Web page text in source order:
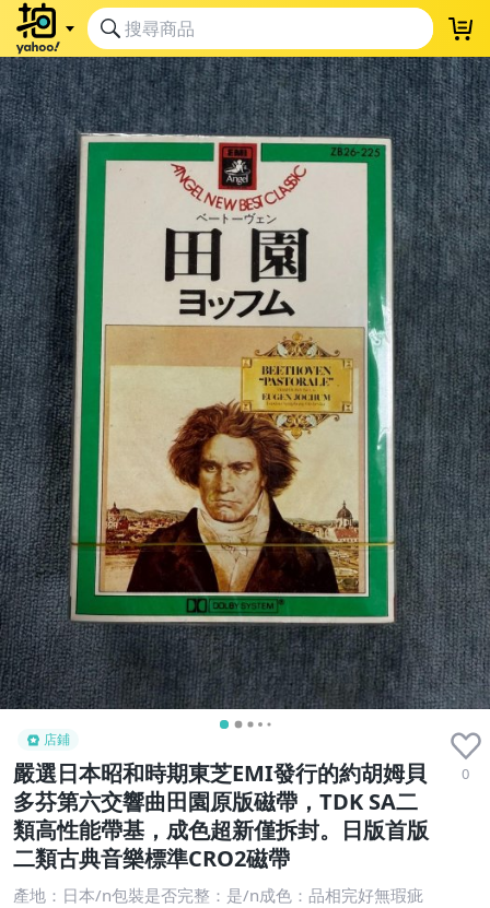
店鋪
嚴選日本昭和時期東芝EMI發行的約胡姆貝
多芬第六交響曲田園原版磁帶，TDK SA二
類高性能帶基，成色超新僅拆封。日版首版
二類古典音樂標準CRO2磁帶
0
產地：日本/n包裝是否完整：是/n成色：品相完好無瑕疵